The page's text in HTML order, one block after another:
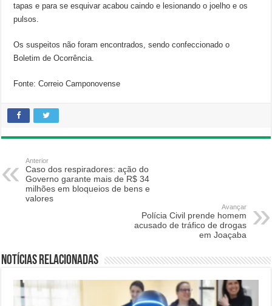
tapas e para se esquivar acabou caindo e lesionando o joelho e os
pulsos.
Os suspeitos não foram encontrados, sendo confeccionado o
Boletim de Ocorrência.
Fonte: Correio Camponovense
Anterior
Caso dos respiradores: ação do
Governo garante mais de R$ 34
milhões em bloqueios de bens e
valores
Avançar
Polícia Civil prende homem
acusado de tráfico de drogas
em Joaçaba
Notícias relacionadas